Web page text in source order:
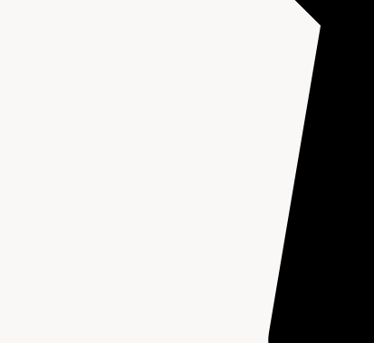
Beschrijving van de series en archiefbestanddelen